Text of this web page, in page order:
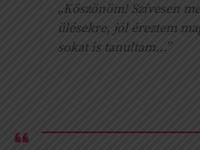
„Köszönöm! Szívesen
ülésekre, jól éreztem
sokat is tanultam...”